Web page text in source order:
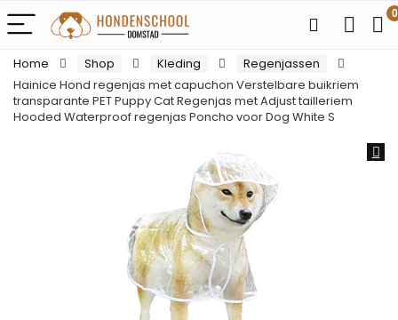
0
Home Shop Kleding
Regenjassen
Hainice Hond regenjas met capuchon Verstelbare buikriem
transparante PET Puppy Cat Regenjas met Adjust tailleriem
Hooded Waterproof regenjas Poncho voor Dog White S